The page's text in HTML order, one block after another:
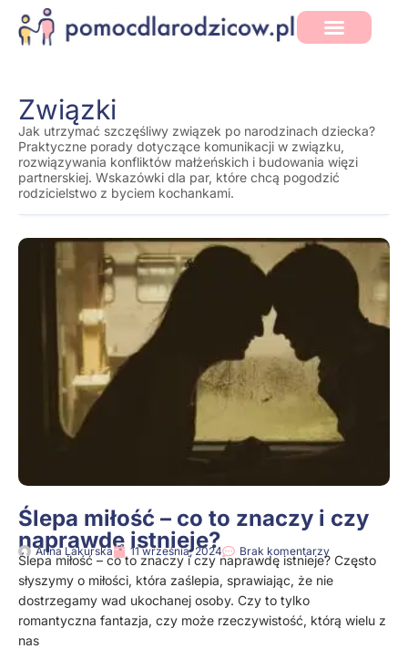
Związki
Jak utrzymać szczęśliwy związek po narodzinach dziecka?
Praktyczne porady dotyczące komunikacji w związku,
rozwiązywania konfliktów małżeńskich i budowania więzi
partnerskiej. Wskazówki dla par, które chcą pogodzić
rodzicielstwo z byciem kochankami.
Ślepa miłość – co to znaczy i czy
naprawdę istnieje?
Anna Lakurska 11 września, 2024 Brak komentarzy
Ślepa miłość – co to znaczy i czy naprawdę istnieje? Często
słyszymy o miłości, która zaślepia, sprawiając, że nie
dostrzegamy wad ukochanej osoby. Czy to tylko
romantyczna fantazja, czy może rzeczywistość, którą wielu z
nas